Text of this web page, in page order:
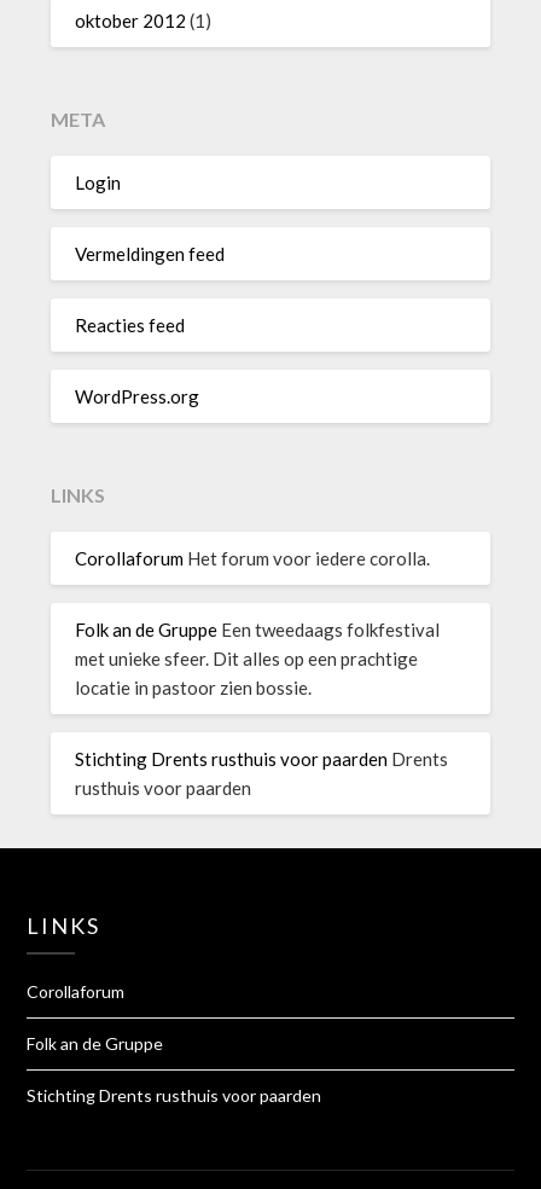
oktober 2012 (1)
META
Login
Vermeldingen feed
Reacties feed
WordPress.org
LINKS
Corollaforum Het forum voor iedere corolla.
Folk an de Gruppe Een tweedaags folkfestival
met unieke sfeer. Dit alles op een prachtige
locatie in pastoor zien bossie.
Stichting Drents rusthuis voor paarden Drents
rusthuis voor paarden
LINKS
Corollaforum
Folk an de Gruppe
Stichting Drents rusthuis voor paarden